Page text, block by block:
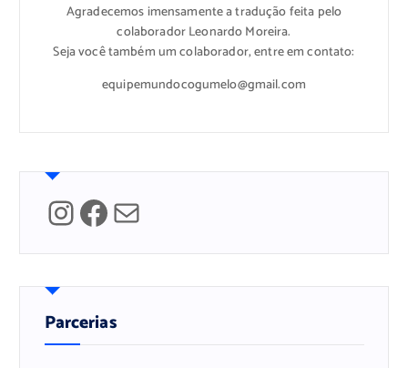
Agradecemos imensamente a tradução feita pelo
colaborador Leonardo Moreira.
Seja você também um colaborador, entre em contato:
equipemundocogumelo@gmail.com
InstagramFacebook Mail
Parcerias